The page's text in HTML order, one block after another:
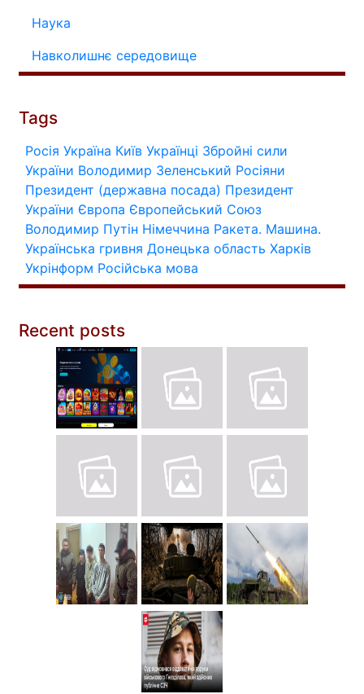
Наука
Навколишнє середовище
Tags
Росія Україна Київ Українці Збройні сили
України Володимир Зеленський Росіяни
Президент (державна посада) Президент
України Європа Європейський Союз
Володимир Путін Німеччина Ракета. Машина.
Українська гривня Донецька область Харків
Укрінформ Російська мова
Recent posts